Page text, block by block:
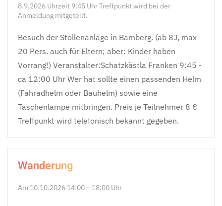
8.9.2026 Uhrzeit 9:45 Uhr Treffpunkt wird bei der
Anmeldung mitgeteilt.
Besuch der Stollenanlage in Bamberg. (ab 8J, max
20 Pers. auch für Eltern; aber: Kinder haben
Vorrang!) Veranstalter:Schatzkästla Franken 9:45 -
ca 12:00 Uhr Wer hat sollte einen passenden Helm
(Fahradhelm oder Bauhelm) sowie eine
Taschenlampe mitbringen. Preis je Teilnehmer 8 €
Treffpunkt wird telefonisch bekannt gegeben.
Wanderung
Am 10.10.2026 14:00 – 18:00 Uhr